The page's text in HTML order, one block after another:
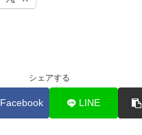
シェアする
Facebook LINE